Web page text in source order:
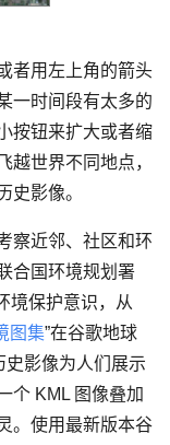
者用左上角的箭头
一时间段有太多的
按钮来扩大或者缩
越世界不同地点，
史影像。
察近邻、社区和环
合国环境规划署
境保护意识，从
图集”在谷歌地球
史影像为人们展示
个 KML 图像叠加
。使用最新版本谷